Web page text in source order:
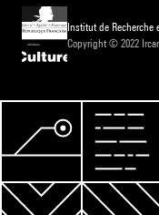
Institut de
Copyright © 2022